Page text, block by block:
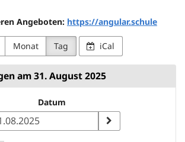
Angeboten: https://angular.schule
Monat Tag iCal
am 31. August 2025
Datum